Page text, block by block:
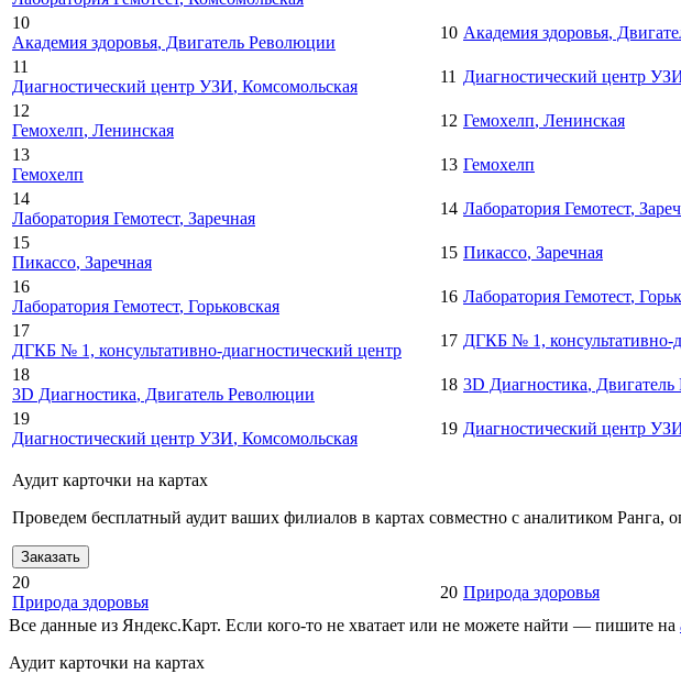
10
Академия здоровья, Двигатель Революции
10 Академия здоровья,
11
Диагностический центр УЗИ, Комсомольская
11 Диагностический центр
12
Гемохелп, Ленинская
12 Гемохелп, Ленинская
13
Гемохелп
13 Гемохелп
14
Лаборатория Гемотест, Заречная
14 Лаборатория Гемотест,
15
Пикассо, Заречная
15 Пикассо, Заречная
16
Лаборатория Гемотест, Горьковская
16 Лаборатория Гемотест,
17
ДГКБ № 1, консультативно-диагностический центр
17 ДГКБ № 1, консультативно-
18
3D Диагностика, Двигатель Революции
18 3D Диагностика,
19
Диагностический центр УЗИ, Комсомольская
19 Диагностический центр
Аудит карточки на картах
Проведем бесплатный аудит ваших филиалов в картах совместно с аналитиком Ранга,
Заказать
20
Природа здоровья
20 Природа здоровья
Все данные из Яндекс.Карт. Если кого-то не хватает или не можете найти — пишите на
Аудит карточки на картах